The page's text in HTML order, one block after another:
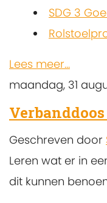
SDG 3
Lees meer...
maandag, 31
Geschreven door
Leren wat er in
dit kunnen